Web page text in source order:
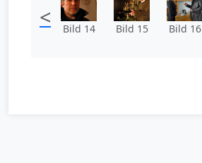
< Bild 14 Bild 15 Bild 16